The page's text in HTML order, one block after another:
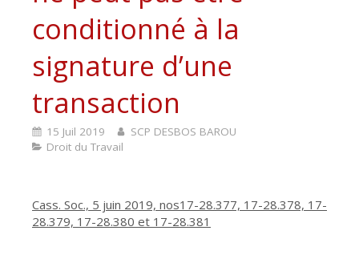
conditionné à la
signature d’une
transaction
15 Juil 2019
SCP DESBOS BAROU
Droit du Travail
Cass. Soc., 5 juin 2019, nos17-28.377, 17-28.378, 17-
28.379, 17-28.380 et 17-28.381